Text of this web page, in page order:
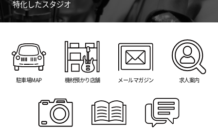
特化したスタジオ
駐車場MAP 機材預かり店舗 メールマガジン 求人案内